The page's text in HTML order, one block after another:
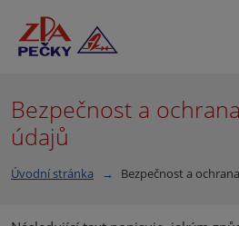
Bezpečnost a
údajů
Úvodní stránka Bezpečnost a